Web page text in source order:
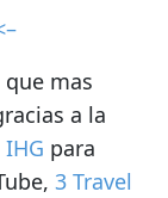
mas
a la
IHG para
, 3 Travel